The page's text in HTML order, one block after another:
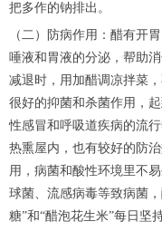
把多作的钠排出。
（二）防病作用：醋有开
唾液和胃液的分泌，帮助
减退时，用加醋调凉拌菜
很好的抑菌和杀菌作用，
性感冒和呼吸道疾病的流
热熏屋内，也有较好的防
用，病菌和酸性环境里不
球菌、流感病毒等致病菌
糖”和“醋泡花生米”每日坚